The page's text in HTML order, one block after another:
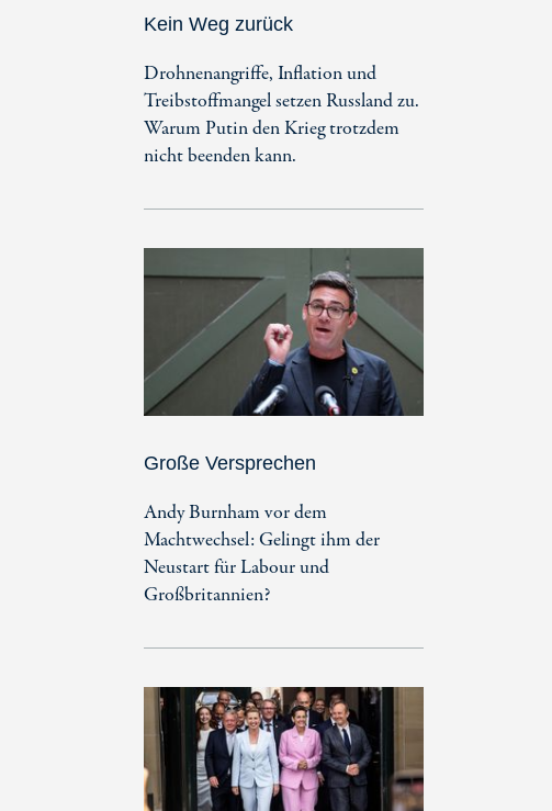
Kein Weg zurück
Drohnenangriffe, Inflation und
Treibstoffmangel setzen Russland zu.
Warum Putin den Krieg trotzdem
nicht beenden kann.
Große Versprechen
Andy Burnham vor dem
Machtwechsel: Gelingt ihm der
Neustart für Labour und
Großbritannien?